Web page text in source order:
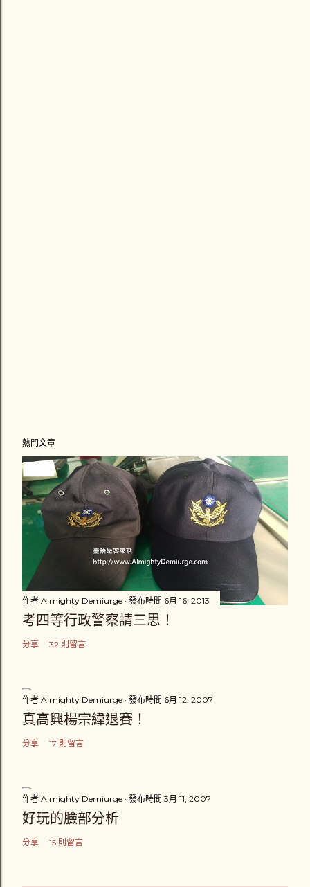
熱門文章
作者 Almighty Demiurge 發布時間 6月 16, 2013
考四等行政警察請三思！
分享 32 則留言
作者 Almighty Demiurge 發布時間 6月 12, 2007
真高興楊宗緯退賽！
分享 17 則留言
作者 Almighty Demiurge 發布時間 3月 11, 2007
好玩的臉部分析
分享 15 則留言